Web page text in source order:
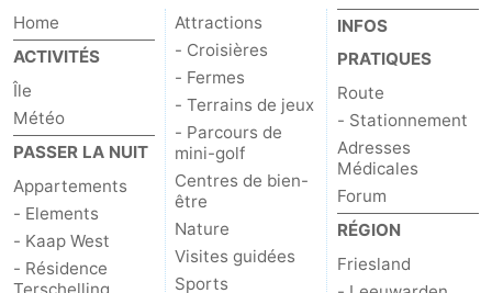
Faire
du
vélo
-
Randonnée
-
Équitation
-
Surfen
-
Peche
Sportive
Equitation
-
Home
ACTIVITÉS
Île
Météo
PASSER LA NUIT
Appartements
- Elements
- Kaap West
- Résidence
Attractions
- Croisières
- Fermes
- Terrains de jeux
- Parcours de
mini-golf
Centres de bien-
être
Nature
Visites guidées
Sports
INFOS
PRATIQUES
Route
- Stationnement
Adresses
Médicales
Forum
RÉGION
Friesland